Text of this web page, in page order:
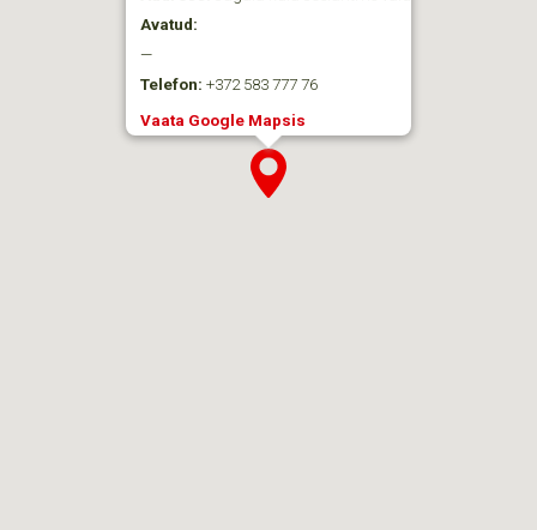
Avatud:
—
Telefon: +372 583 777 76
Vaata Google Mapsis